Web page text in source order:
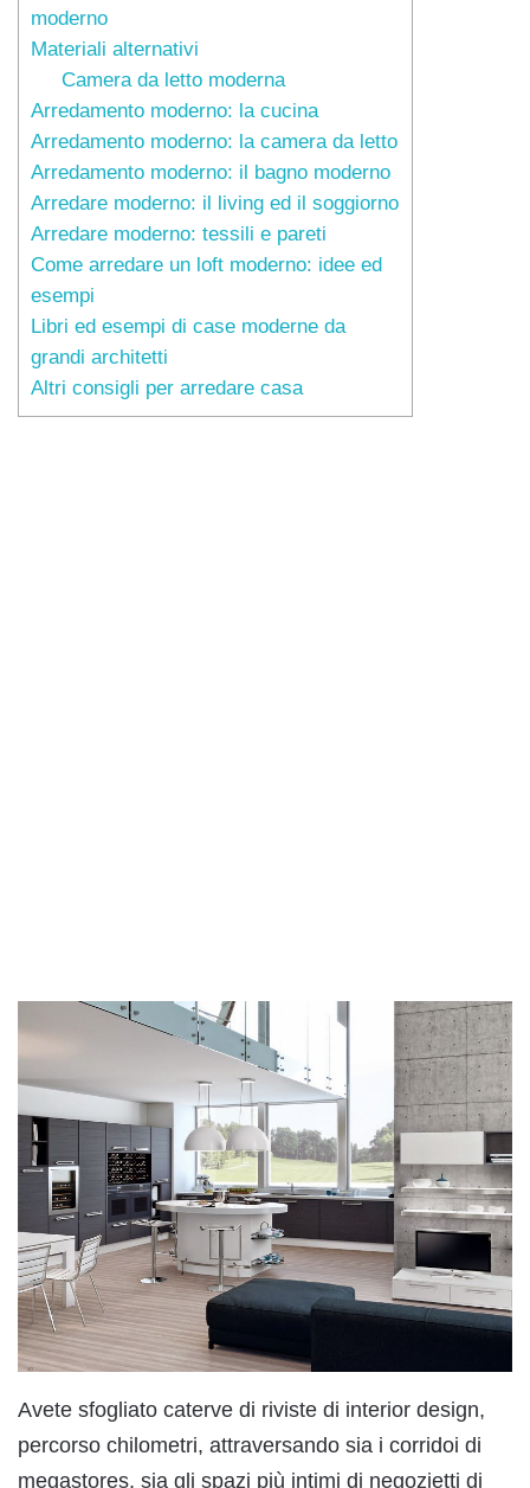
moderno
Materiali alternativi
Camera da letto moderna
Arredamento moderno: la cucina
Arredamento moderno: la camera da letto
Arredamento moderno: il bagno moderno
Arredare moderno: il living ed il soggiorno
Arredare moderno: tessili e pareti
Come arredare un loft moderno: idee ed
esempi
Libri ed esempi di case moderne da
grandi architetti
Altri consigli per arredare casa
Avete sfogliato caterve di riviste di interior design,
percorso chilometri, attraversando sia i corridoi di
megastores, sia gli spazi più intimi di negozietti di